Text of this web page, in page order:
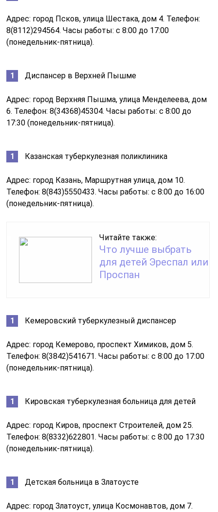
Адрес: город Псков, улица Шестака, дом 4. Телефон:
8(8112)294564. Часы работы: с 8:00 до 17:00
(понедельник-пятница).
Диспансер в Верхней Пышме
Адрес: город Верхняя Пышма, улица Менделеева, дом
6. Телефон: 8(34368)45304. Часы работы: с 8:00 до
17:30 (понедельник-пятница).
Казанская туберкулезная поликлиника
Адрес: город Казань, Маршрутная улица, дом 10.
Телефон: 8(843)5550433. Часы работы: с 8:00 до 16:00
(понедельник-пятница).
Читайте также:
Что лучше выбрать
для детей Эреспал или
Проспан
Кемеровский туберкулезный диспансер
Адрес: город Кемерово, проспект Химиков, дом 5.
Телефон: 8(3842)541671. Часы работы: с 8:00 до 17:00
(понедельник-пятница).
Кировская туберкулезная больница для детей
Адрес: город Киров, проспект Строителей, дом 25.
Телефон: 8(8332)622801. Часы работы: с 8:00 до 17:30
(понедельник-пятница).
Детская больница в Златоусте
Адрес: город Златоуст, улица Космонавтов, дом 7.